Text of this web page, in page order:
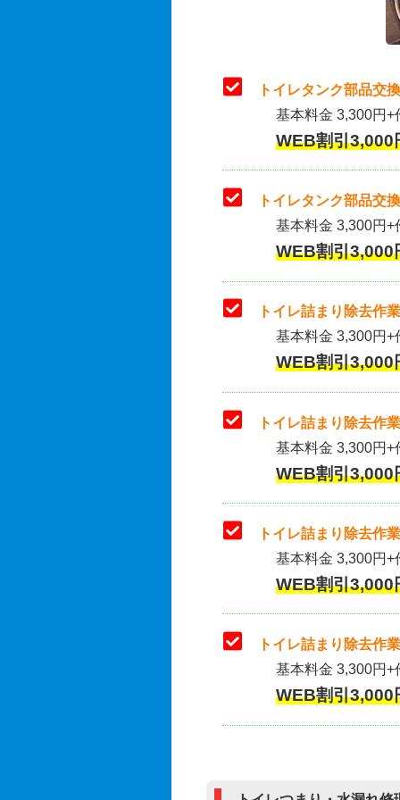
トイレタンク部品交
基本料金 3,300円
WEB割引
トイレタンク部品交
基本料金 3,300円+
WEB割引
トイレ詰まり除去作
基本料金 3,300円+
WEB割引
トイレ詰まり除去作
基本料金 3,300円+
WEB割引
トイレ詰まり除去
基本料金 3,300円+
WEB割引
トイレ詰まり除去作
基本料金 3,300円+
WEB割引